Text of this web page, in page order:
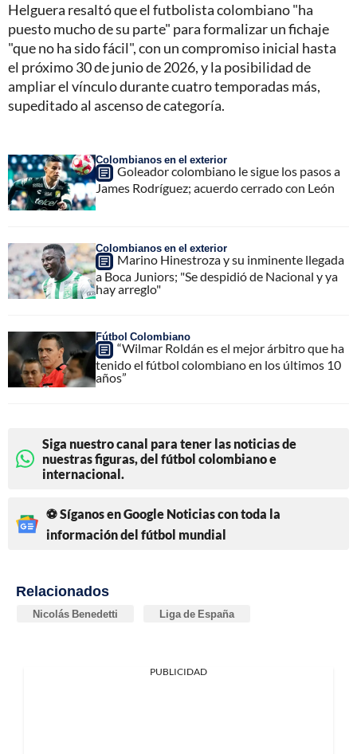
Helguera resaltó que el futbolista colombiano "ha
puesto mucho de su parte" para formalizar un fichaje
"que no ha sido fácil", con un compromiso inicial hasta
el próximo 30 de junio de 2026, y la posibilidad de
ampliar el vínculo durante cuatro temporadas más,
supeditado al ascenso de categoría.
Colombianos en el exterior
Goleador colombiano le sigue los pasos a
James Rodríguez; acuerdo cerrado con León
Colombianos en el exterior
Marino Hinestroza y su inminente llegada
a Boca Juniors; "Se despidió de Nacional y ya
hay arreglo"
Fútbol Colombiano
“Wilmar Roldán es el mejor árbitro que ha
tenido el fútbol colombiano en los últimos 10
años”
Siga nuestro canal para tener las noticias de
nuestras figuras, del fútbol colombiano e
internacional.
⚽ Síganos en Google Noticias con toda la
información del fútbol mundial
Relacionados
Nicolás Benedetti Liga de España
PUBLICIDAD